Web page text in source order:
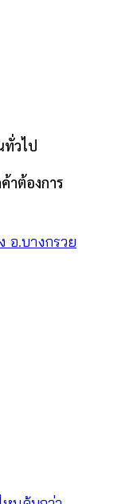
ทั่วไป
าต้องการ
อ.บางกรวย